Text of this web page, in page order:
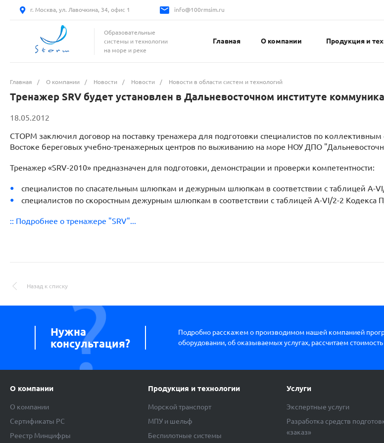
г. Москва, ул. Лавочкина, 34, офис 1 info@100rmsim.ru
Образовательные
системы и технологии
на море и реке
Главная О компании Продукция и
Главная / О компании / Новости / Новости / Новости в области систем и технологий
Тренажер SRV будет установлен в Дальневосточном институте
18.05.2012
СТОРМ заключил договор на поставку тренажера для подготовки специалистов по
Востоке береговых учебно-тренажерных центров по выживанию на море НОУ ДПО
Тренажер «SRV-2010» предназначен для подготовки, демонстрации и проверки компетентности:
специалистов по спасательным шлюпкам и дежурным шлюпкам в соответствии с таблицей А-
специалистов по скоростным дежурным шлюпкам в соответствии с таблицей А-VI/2-2 Кодекса
:: Подробнее о тренажере "SRV"...
Назад к списку
Нужна
консультация?
Подробно расскажем о производимом нашей компанией
оборудовании, об оказываемых услугах, рассчитаем
О компании
О компании
Сертификаты РС
Реестр Минцифры
Продукция и технологии
Морской транспорт
МПУ и шельф
Беспилотные системы
Услуги
Экспертные услуги
Разработка средств
«заказ»